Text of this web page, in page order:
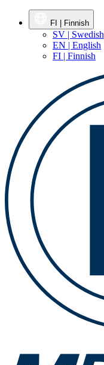
FI | Finnish
SV | Swedish
EN | English
FI | Finnish